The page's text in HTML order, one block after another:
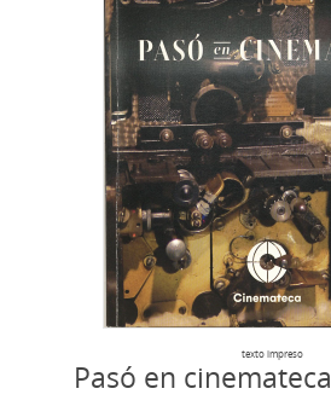
texto impreso
Pasó en cinemateca